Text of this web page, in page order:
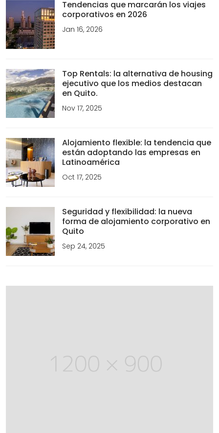
Tendencias que marcarán los viajes
corporativos en 2026
Jan 16, 2026
Top Rentals: la alternativa de housing
ejecutivo que los medios destacan
en Quito.
Nov 17, 2025
Alojamiento flexible: la tendencia que
están adoptando las empresas en
Latinoamérica
Oct 17, 2025
Seguridad y flexibilidad: la nueva
forma de alojamiento corporativo en
Quito
Sep 24, 2025